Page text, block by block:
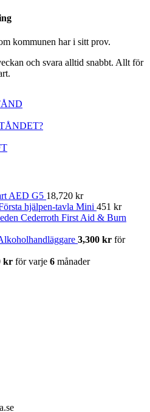
kommunen har i sitt prov.
och svara alltid snabbt. Allt för
AED G5 18,720 kr
hjälpen-tavla Mini 451 kr
Cederroth First Aid & Burn
3,300 kr för
kr för varje 6 månader